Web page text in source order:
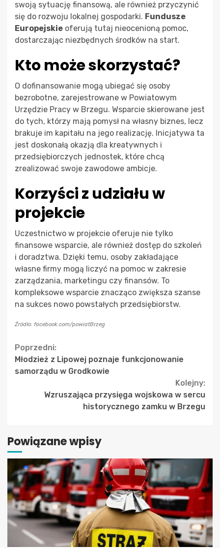
swoją sytuację finansową, ale również przyczynić
się do rozwoju lokalnej gospodarki. Fundusze
Europejskie oferują tutaj nieocenioną pomoc,
dostarczając niezbędnych środków na start.
Kto może skorzystać?
O dofinansowanie mogą ubiegać się osoby
bezrobotne, zarejestrowane w Powiatowym
Urzędzie Pracy w Brzegu. Wsparcie skierowane jest
do tych, którzy mają pomysł na własny biznes, lecz
brakuje im kapitału na jego realizację. Inicjatywa ta
jest doskonałą okazją dla kreatywnych i
przedsiębiorczych jednostek, które chcą
zrealizować swoje zawodowe ambicje.
Korzyści z udziału w
projekcie
Uczestnictwo w projekcie oferuje nie tylko
finansowe wsparcie, ale również dostęp do szkoleń
i doradztwa. Dzięki temu, osoby zakładające
własne firmy mogą liczyć na pomoc w zakresie
zarządzania, marketingu czy finansów. To
kompleksowe wsparcie znacząco zwiększa szanse
na sukces nowo powstałych przedsiębiorstw.
Źródło: facebook.com/powiatBrzeg
Continue
Reading
Poprzedni:
Młodzież z Lipowej poznaje funkcjonowanie
samorządu w Grodkowie
Kolejny:
Wzruszająca przysięga wojskowa w sercu
historycznego zamku w Brzegu
Powiązane wpisy